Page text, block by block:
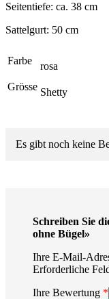
Seitentiefe: ca. 38 cm
Sattelgurt: 50 cm
Farbe
rosa
Grösse Shetty
Es gibt noch keine
Schreiben Sie
ohne Bügel»
Ihre E-Mail-
Erforderliche
Ihre Bewertung *